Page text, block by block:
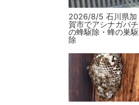
2026/8/5 石川県加
賀市でアシナガバチ
の蜂駆除・蜂の巣駆
除